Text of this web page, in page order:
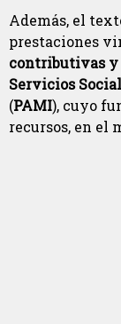
Además, el
prestaciones
contributivas y
Servicios
(PAMI), cuyo
recursos, en el